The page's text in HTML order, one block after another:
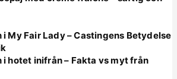
i My Fair Lady – Castingens Betydelse
i hotet inifrån – Fakta vs myt från